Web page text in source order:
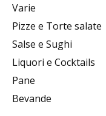
Varie
Pizze e Torte salate
Salse e Sughi
Liquori e Cocktails
Pane
Bevande